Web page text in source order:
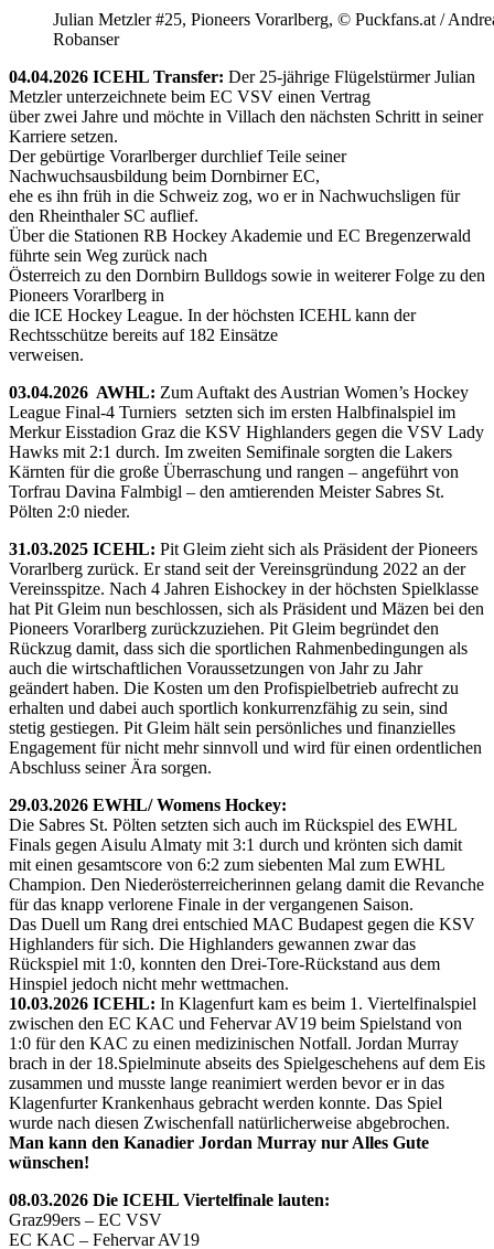
Julian Metzler #25, Pioneers Vorarlberg, © Puckfans.at /
Robanser
04.04.2026 ICEHL Transfer: Der 25-jährige Flügelstürmer Julian
Metzler unterzeichnete beim EC VSV einen Vertrag
über zwei Jahre und möchte in Villach den nächsten Schritt in seiner
Karriere setzen.
Der gebürtige Vorarlberger durchlief Teile seiner
Nachwuchsausbildung beim Dornbirner EC,
ehe es ihn früh in die Schweiz zog, wo er in Nachwuchsligen für
den Rheinthaler SC auflief.
Über die Stationen RB Hockey Akademie und EC Bregenzerwald
führte sein Weg zurück nach
Österreich zu den Dornbirn Bulldogs sowie in weiterer Folge zu den
Pioneers Vorarlberg in
die ICE Hockey League. In der höchsten ICEHL kann der
Rechtsschütze bereits auf 182 Einsätze
verweisen.
03.04.2026 AWHL: Zum Auftakt des Austrian Women’s Hockey
League Final-4 Turniers setzten sich im ersten Halbfinalspiel im
Merkur Eisstadion Graz die KSV Highlanders gegen die VSV Lady
Hawks mit 2:1 durch. Im zweiten Semifinale sorgten die Lakers
Kärnten für die große Überraschung und rangen – angeführt von
Torfrau Davina Falmbigl – den amtierenden Meister Sabres St.
Pölten 2:0 nieder.
31.03.2025 ICEHL: Pit Gleim zieht sich als Präsident der Pioneers
Vorarlberg zurück. Er stand seit der Vereinsgründung 2022 an der
Vereinsspitze. Nach 4 Jahren Eishockey in der höchsten Spielklasse
hat Pit Gleim nun beschlossen, sich als Präsident und Mäzen bei den
Pioneers Vorarlberg zurückzuziehen. Pit Gleim begründet den
Rückzug damit, dass sich die sportlichen Rahmenbedingungen als
auch die wirtschaftlichen Voraussetzungen von Jahr zu Jahr
geändert haben. Die Kosten um den Profispielbetrieb aufrecht zu
erhalten und dabei auch sportlich konkurrenzfähig zu sein, sind
stetig gestiegen. Pit Gleim hält sein persönliches und finanzielles
Engagement für nicht mehr sinnvoll und wird für einen ordentlichen
Abschluss seiner Ära sorgen.
29.03.2026 EWHL/ Womens Hockey:
Die Sabres St. Pölten setzten sich auch im Rückspiel des EWHL
Finals gegen Aisulu Almaty mit 3:1 durch und krönten sich damit
mit einen gesamtscore von 6:2 zum siebenten Mal zum EWHL
Champion. Den Niederösterreicherinnen gelang damit die Revanche
für das knapp verlorene Finale in der vergangenen Saison.
Das Duell um Rang drei entschied MAC Budapest gegen die KSV
Highlanders für sich. Die Highlanders gewannen zwar das
Rückspiel mit 1:0, konnten den Drei-Tore-Rückstand aus dem
Hinspiel jedoch nicht mehr wettmachen.
10.03.2026 ICEHL: In Klagenfurt kam es beim 1. Viertelfinalspiel
zwischen den EC KAC und Fehervar AV19 beim Spielstand von
1:0 für den KAC zu einen medizinischen Notfall. Jordan Murray
brach in der 18.Spielminute abseits des Spielgeschehens auf dem Eis
zusammen und musste lange reanimiert werden bevor er in das
Klagenfurter Krankenhaus gebracht werden konnte. Das Spiel
wurde nach diesen Zwischenfall natürlicherweise abgebrochen.
Man kann den Kanadier Jordan Murray nur Alles Gute
wünschen!
08.03.2026 Die ICEHL Viertelfinale lauten:
Graz99ers – EC VSV
EC KAC – Fehervar AV19